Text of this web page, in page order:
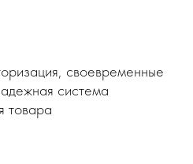
своевременные
система
товара